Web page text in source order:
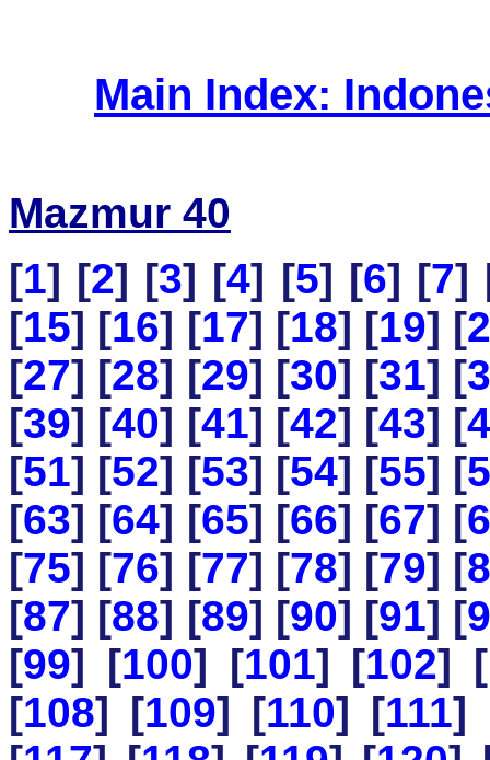
Main Index:
Mazmur 40
[1] [2] [3] [4] [5] [6] [7]
[15] [16] [17] [18] [19] [
[27] [28] [29] [30] [31] [
[39] [40] [41] [42] [43] [
[51] [52] [53] [54] [55] [
[63] [64] [65] [66] [67] [
[75] [76] [77] [78] [79] [
[87] [88] [89] [90] [91] [
[99] [100] [101] [102] [
[108] [109] [110] [111]